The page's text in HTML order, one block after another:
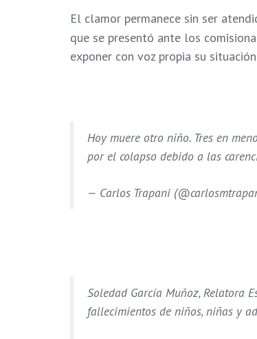
El clamor permanece sin ser
que se presentó ante los
exponer con voz propia su
Hoy muere otro niño. Tres en
por el colapso debido a las
— Carlos Trapani
Soledad García Muñoz, Relatora
fallecimientos de niños, niñas y